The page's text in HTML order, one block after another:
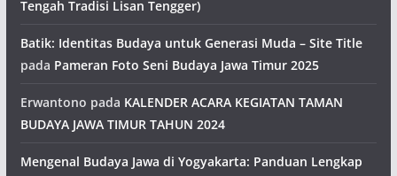
Tengah Tradisi Lisan Tengger)
Batik: Identitas Budaya untuk Generasi Muda – Site Title
pada Pameran Foto Seni Budaya Jawa Timur 2025
Erwantono pada KALENDER ACARA KEGIATAN TAMAN
BUDAYA JAWA TIMUR TAHUN 2024
Mengenal Budaya Jawa di Yogyakarta: Panduan Lengkap